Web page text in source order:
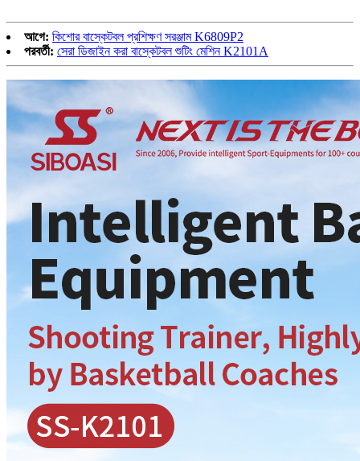
আগে: কিশোর বাস্কেটবল প্রশিক্ষণ সরঞ্জাম K6809P2
পরবর্তী: সেরা ডিজাইন করা বাস্কেটবল শুটিং মেশিন K2101A